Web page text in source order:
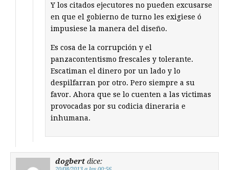
Y los citados ejecutores no pueden excusarse
en que el gobierno de turno les exigiese ó
impusiese la manera del diseño.
Es cosa de la corrupción y el
panzacontentismo frescales y tolerante.
Escatiman el dinero por un lado y lo
despilfarran por otro. Pero siempre a su
favor. Ahora que se lo cuenten a las victimas
provocadas por su codicia dineraria e
inhumana.
dogbert dice: